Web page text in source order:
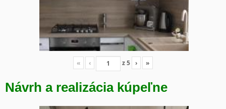
« ‹ z5 › »
Návrh a realizácia kúpeľne